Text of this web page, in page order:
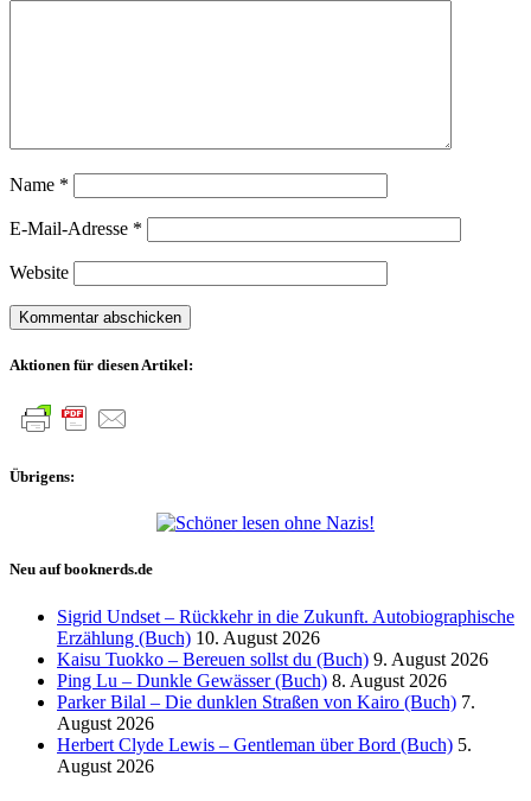
Name *
E-Mail-Adresse *
Website
Aktionen für diesen Artikel:
Übrigens:
Neu auf booknerds.de
Sigrid Undset – Rückkehr in die Zukunft. Autobiographische
Erzählung (Buch) 10. August 2026
Kaisu Tuokko – Bereuen sollst du (Buch) 9. August 2026
Ping Lu – Dunkle Gewässer (Buch) 8. August 2026
Parker Bilal – Die dunklen Straßen von Kairo (Buch) 7.
August 2026
Herbert Clyde Lewis – Gentleman über Bord (Buch) 5.
August 2026